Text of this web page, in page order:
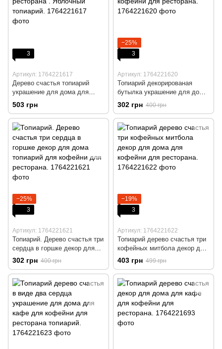
3
Артикул: 1764221617
Дерево счастья топиарий
украшение для дома для
кафе для кофейни для
ресторана . Яблочный
топиарий.
503 грн
−25%
3
Артикул: 1764221620
Топиарий декорированая
бутылка украшение для дома
топиарий для кофейни для
ресторана.
302 грн 400 грн
−25%
3
Артикул: 1764221621
Топиарий. Дерево счастья три
сердца в горшке декор для
дома топиарий для кофейни
для ресторана.
302 грн 400 грн
−19%
3
Артикул: 1764221622
Топиарий дерево счастья три
кофейных митбола декор для
дома для кофейни для
ресторана.
403 грн 499 грн